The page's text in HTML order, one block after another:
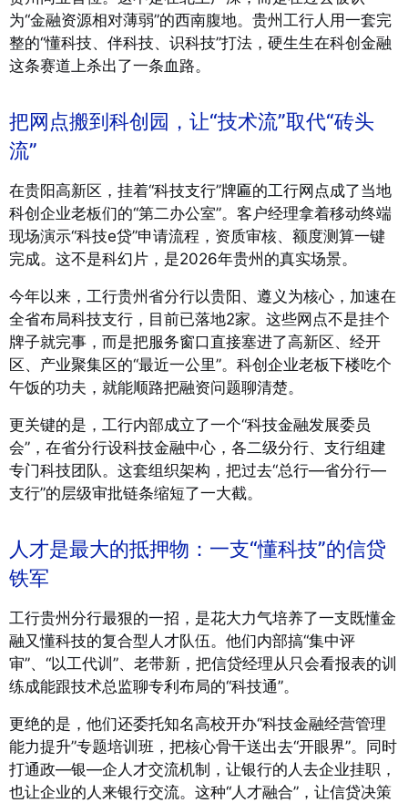
为“金融资源相对薄弱”的西南腹地。贵州工行人用一套完
整的“懂科技、伴科技、识科技”打法，硬生生在科创金融
这条赛道上杀出了一条血路。
把网点搬到科创园，让“技术流”取代“砖头
流”
在贵阳高新区，挂着“科技支行”牌匾的工行网点成了当地
科创企业老板们的“第二办公室”。客户经理拿着移动终端
现场演示“科技e贷”申请流程，资质审核、额度测算一键
完成。这不是科幻片，是2026年贵州的真实场景。
今年以来，工行贵州省分行以贵阳、遵义为核心，加速在
全省布局科技支行，目前已落地2家。这些网点不是挂个
牌子就完事，而是把服务窗口直接塞进了高新区、经开
区、产业聚集区的“最近一公里”。科创企业老板下楼吃个
午饭的功夫，就能顺路把融资问题聊清楚。
更关键的是，工行内部成立了一个“科技金融发展委员
会”，在省分行设科技金融中心，各二级分行、支行组建
专门科技团队。这套组织架构，把过去“总行—省分行—
支行”的层级审批链条缩短了一大截。
人才是最大的抵押物：一支“懂科技”的信贷
铁军
工行贵州分行最狠的一招，是花大力气培养了一支既懂金
融又懂科技的复合型人才队伍。他们内部搞“集中评
审”、“以工代训”、老带新，把信贷经理从只会看报表的训
练成能跟技术总监聊专利布局的“科技通”。
更绝的是，他们还委托知名高校开办“科技金融经营管理
能力提升”专题培训班，把核心骨干送出去“开眼界”。同时
打通政—银—企人才交流机制，让银行的人去企业挂职，
也让企业的人来银行交流。这种“人才融合”，让信贷决策